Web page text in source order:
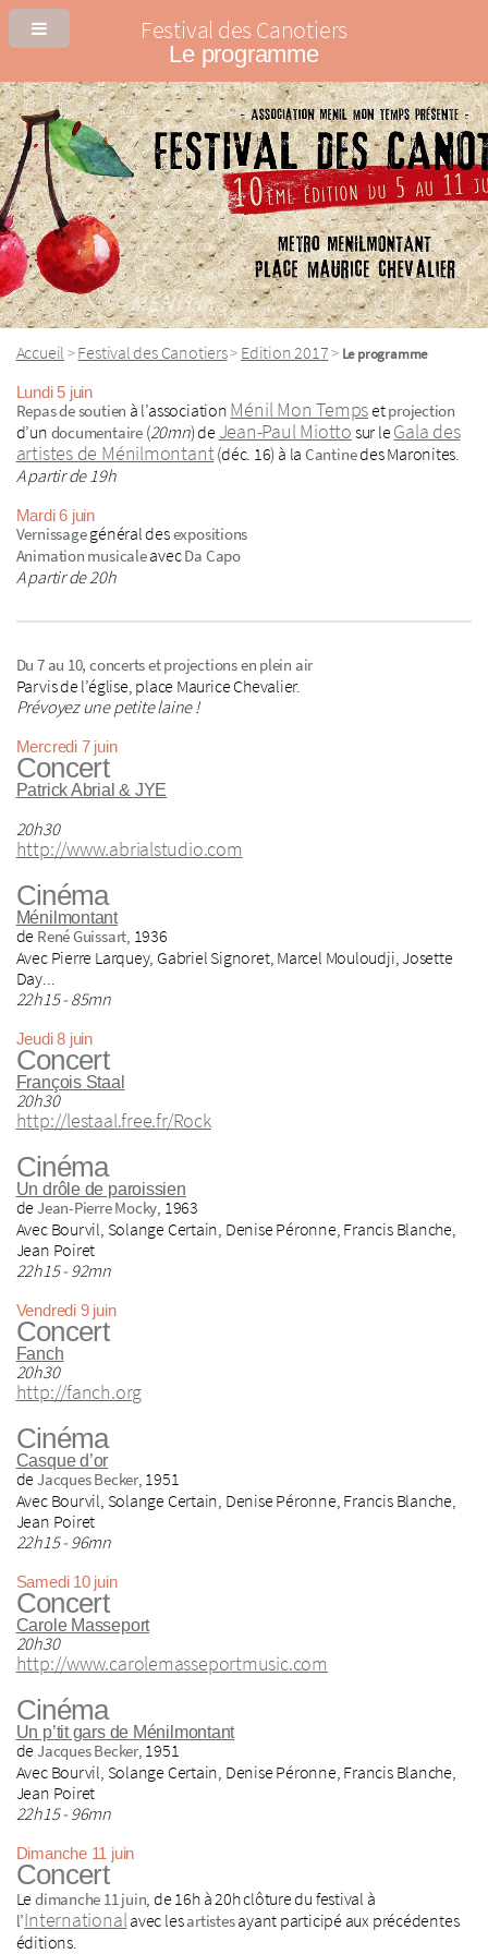
Festival des Canotiers
Le programme
Accueil >Festival des Canotiers> Edition 2017> Le programme
Lundi 5 juin
Repas de soutien à l’association Ménil Mon Tempsetprojection
d’un documentaire(20mn) de Jean-Paul Miotto sur leGala des
artistes de Ménilmontant(déc. 16) à la Cantinedes Maronites.
A partir de 19h
Mardi 6 juin
Vernissagegénéral desexpositions
Animation musicaleavecDa Capo
A partir de 20h
Du 7 au 10, concerts et projections en plein air
Parvis de l’église, place Maurice Chevalier.
Prévoyez une petite laine !
Mercredi 7 juin
Concert
Patrick Abrial & JYE
20h30
http://www.abrialstudio.com
Cinéma
Ménilmontant
de René Guissart , 1936
Avec Pierre Larquey, Gabriel Signoret, Marcel Mouloudji, Josette
Day...
22h15 - 85mn
Jeudi 8 juin
Concert
François Staal
20h30
http://lestaal.free.fr/Rock
Cinéma
Un drôle de paroissien
deJean-Pierre Mocky , 1963
Avec Bourvil, Solange Certain, Denise Péronne, Francis Blanche,
Jean Poiret
22h15 - 92mn
Vendredi 9 juin
Concert
Fanch
20h30
http://fanch.org
Cinéma
Casque d’or
deJacques Becker, 1951
Avec Bourvil, Solange Certain, Denise Péronne, Francis Blanche,
Jean Poiret
22h15 - 96mn
Samedi 10 juin
Concert
Carole Masseport
20h30
http://www.carolemasseportmusic.com
Cinéma
Un p’tit gars de Ménilmontant
deJacques Becker, 1951
Avec Bourvil, Solange Certain, Denise Péronne, Francis Blanche,
Jean Poiret
22h15 - 96mn
Dimanche 11 juin
Concert
Ledimanche 11 juin , de 16h à 20h clôture du festival à
l’Internationalavec lesartistesayant participé aux précédentes
éditions.